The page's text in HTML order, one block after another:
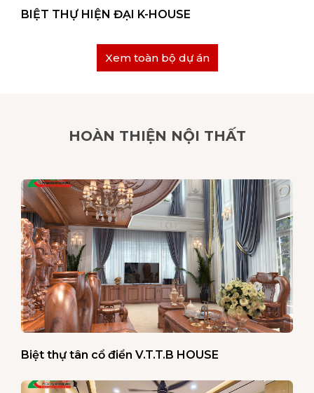
BIỆT THỰ HIỆN ĐẠI K-HOUSE
Xem toàn bộ dự án
HOÀN THIỆN NỘI THẤT
Biệt thự tân cổ điển V.T.T.B HOUSE